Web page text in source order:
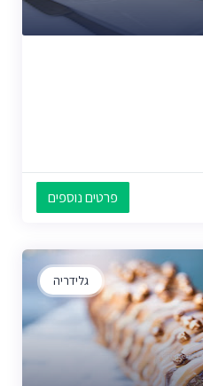
פרטים נוספים
גלידריה